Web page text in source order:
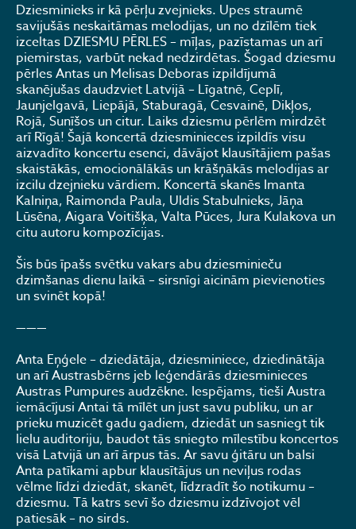
Dziesminieks ir kā pērļu zvejnieks. Upes straumē
savijušās neskaitāmas melodijas, un no dzīlēm tiek
izceltas DZIESMU PĒRLES – mīļas, pazīstamas un arī
piemirstas, varbūt nekad nedzirdētas. Šogad dziesmu
pērles Antas un Melisas Deboras izpildījumā
skanējušas daudzviet Latvijā – Līgatnē, Ceplī,
Jaunjelgavā, Liepājā, Staburagā, Cesvainē, Dikļos,
Rojā, Sunīšos un citur. Laiks dziesmu pērlēm mirdzēt
arī Rīgā! Šajā koncertā dziesminieces izpildīs visu
aizvadīto koncertu esenci, dāvājot klausītājiem pašas
skaistākās, emocionālākās un krāšņākās melodijas ar
izcilu dzejnieku vārdiem. Koncertā skanēs Imanta
Kalniņa, Raimonda Paula, Uldis Stabulnieks, Jāņa
Lūsēna, Aigara Voitišķa, Valta Pūces, Jura Kulakova un
citu autoru kompozīcijas.
Šis būs īpašs svētku vakars abu dziesminieču
dzimšanas dienu laikā – sirsnīgi aicinām pievienoties
un svinēt kopā!
———
Anta Eņģele – dziedātāja, dziesminiece, dziedinātāja
un arī Austrasbērns jeb leģendārās dziesminieces
Austras Pumpures audzēkne. Iespējams, tieši Austra
iemācījusi Antai tā mīlēt un just savu publiku, un ar
prieku muzicēt gadu gadiem, dziedāt un sasniegt tik
lielu auditoriju, baudot tās sniegto mīlestību koncertos
visā Latvijā un arī ārpus tās. Ar savu ģitāru un balsi
Anta patīkami apbur klausītājus un neviļus rodas
vēlme līdzi dziedāt, skanēt, līdzradīt šo notikumu –
dziesmu. Tā katrs sevī šo dziesmu izdzīvojot vēl
patiesāk – no sirds.